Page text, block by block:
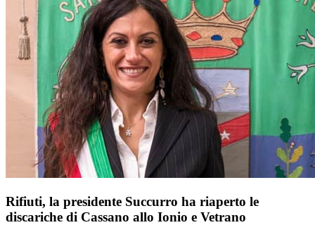
Rifiuti, la presidente Succurro ha riaperto le
discariche di Cassano allo Ionio e Vetrano